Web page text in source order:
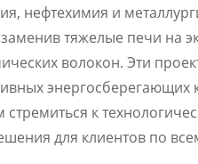
нефтехимия и
тяжелые печи на
волокон. Эти
к
для клиентов по